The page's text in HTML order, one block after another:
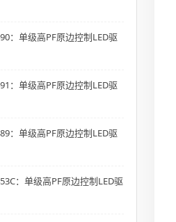
：单级高PF原边控制LED驱
：单级高PF原边控制LED驱
：单级高PF原边控制LED驱
：单级高PF原边控制LED驱